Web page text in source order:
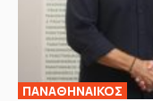
ΠΑΝΑΘΗΝΑΙΚΟΣ